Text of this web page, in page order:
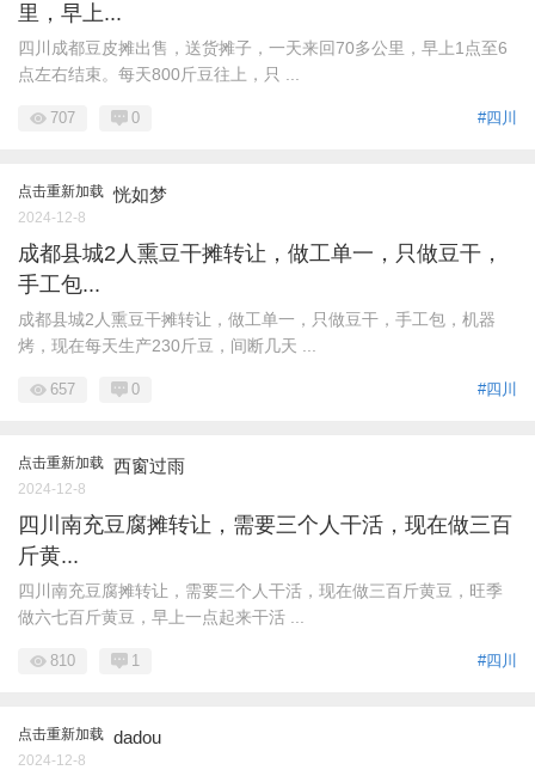
里，早上...
四川成都豆皮摊出售，送货摊子，一天来回70多公里，早上1点至6
点左右结束。每天800斤豆往上，只 ...
#四川
707 0
点击重新加载 恍如梦
2024-12-8
成都县城2人熏豆干摊转让，做工单一，只做豆干，
手工包...
成都县城2人熏豆干摊转让，做工单一，只做豆干，手工包，机器
烤，现在每天生产230斤豆，间断几天 ...
#四川
657 0
点击重新加载 西窗过雨
2024-12-8
四川南充豆腐摊转让，需要三个人干活，现在做三百
斤黄...
四川南充豆腐摊转让，需要三个人干活，现在做三百斤黄豆，旺季
做六七百斤黄豆，早上一点起来干活 ...
#四川
810 1
点击重新加载 dadou
2024-12-8